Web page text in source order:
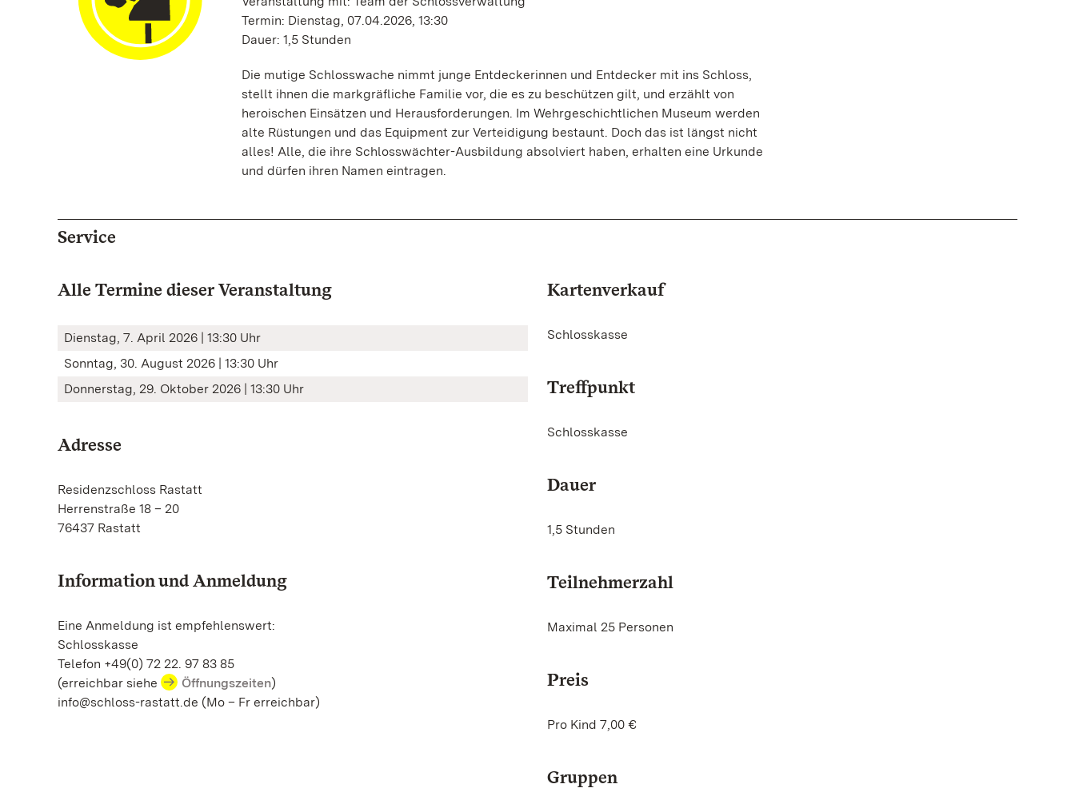
Termin: Dienstag, 07.04.2026, 13:30
Dauer: 1,5 Stunden
Die mutige Schlosswache nimmt junge Entdeckerinnen und Entdecker mit ins Schloss,
stellt ihnen die markgräfliche Familie vor, die es zu beschützen gilt, und erzählt von
heroischen Einsätzen und Herausforderungen. Im Wehrgeschichtlichen Museum werden
alte Rüstungen und das Equipment zur Verteidigung bestaunt. Doch das ist längst nicht
alles! Alle, die ihre Schlosswächter-Ausbildung absolviert haben, erhalten eine Urkunde
und dürfen ihren Namen eintragen.
Service
Alle Termine dieser Veranstaltung
Dienstag, 7. April 2026 | 13:30 Uhr
Sonntag, 30. August 2026 | 13:30 Uhr
Donnerstag, 29. Oktober 2026 | 13:30 Uhr
Adresse
Residenzschloss Rastatt
Herrenstraße 18 – 20
76437 Rastatt
Information und Anmeldung
Eine Anmeldung ist empfehlenswert:
Schlosskasse
Telefon +49(0) 72 22. 97 83 85
(erreichbar siehe
Öffnungszeiten)
info@schloss-rastatt.de (Mo – Fr erreichbar)
Kartenverkauf
Schlosskasse
Treffpunkt
Schlosskasse
Dauer
1,5 Stunden
Teilnehmerzahl
Maximal 25 Personen
Preis
Pro Kind 7,00 €
Gruppen